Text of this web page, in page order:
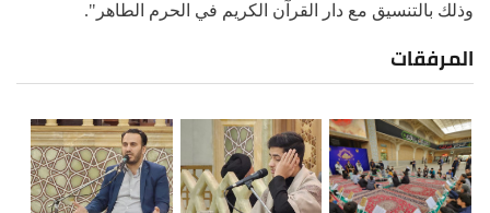
وذلك بالتنسيق مع دار القرآن الكريم في الحرم الطاهر".
المرفقات